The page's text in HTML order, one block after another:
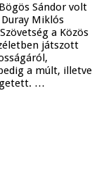
Sándor volt
Miklós
a Közös
játszott
a múlt, illetve
…